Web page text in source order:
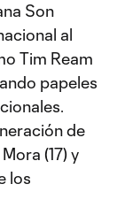
Son
al
Tim Ream
papeles
de
(17) y
los